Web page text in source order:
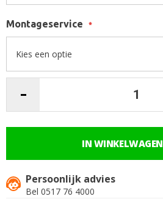
Montageservice
IN WINKELWAGEN
Persoonlijk advies
Bel 0517 76 4000